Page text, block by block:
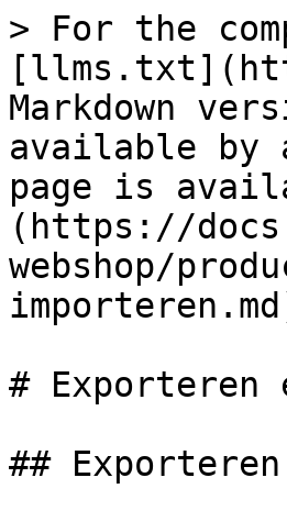
> For the
Markdown
available by
page is
(https://
webshop/
# Exporteren
## Exporteren